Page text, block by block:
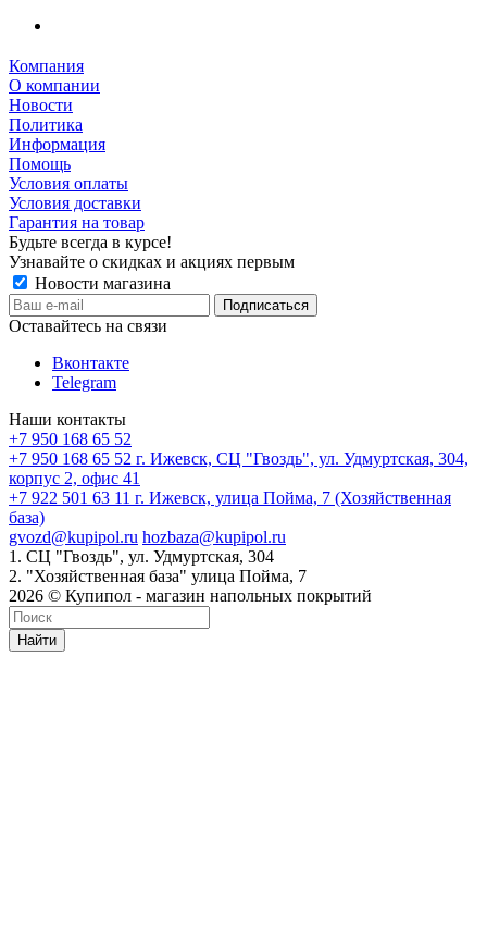
Компания
О компании
Новости
Политика
Информация
Помощь
Условия оплаты
Условия доставки
Гарантия на товар
Будьте всегда в курсе!
Узнавайте о скидках и акциях первым
Новости магазина
Оставайтесь на связи
Вконтакте
Telegram
Наши контакты
+7 950 168 65 52
+7 950 168 65 52 г. Ижевск, СЦ "Гвоздь", ул. Удмуртская, 304,
корпус 2, офис 41
+7 922 501 63 11 г. Ижевск, улица Пойма, 7 (Хозяйственная
база)
gvozd@kupipol.ru hozbaza@kupipol.ru
1. СЦ "Гвоздь", ул. Удмуртская, 304
2. "Хозяйственная база" улица Пойма, 7
2026 © Купипол - магазин напольных покрытий
Найти